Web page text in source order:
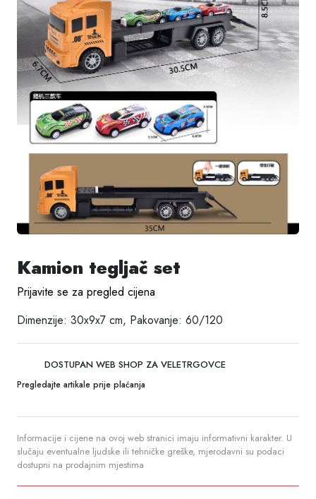
Kamion tegljač set
Prijavite se za pregled cijena
Dimenzije: 30x9x7 cm, Pakovanje: 60/120
DOSTUPAN WEB SHOP ZA VELETRGOVCE
Pregledajte artikale prije plaćanja
Informacije i cijene na ovoj web stranici imaju informativni karakter. U
slučaju eventualne ljudske ili tehničke greške, mjerodavni su podaci
dostupni na prodajnim mjestima